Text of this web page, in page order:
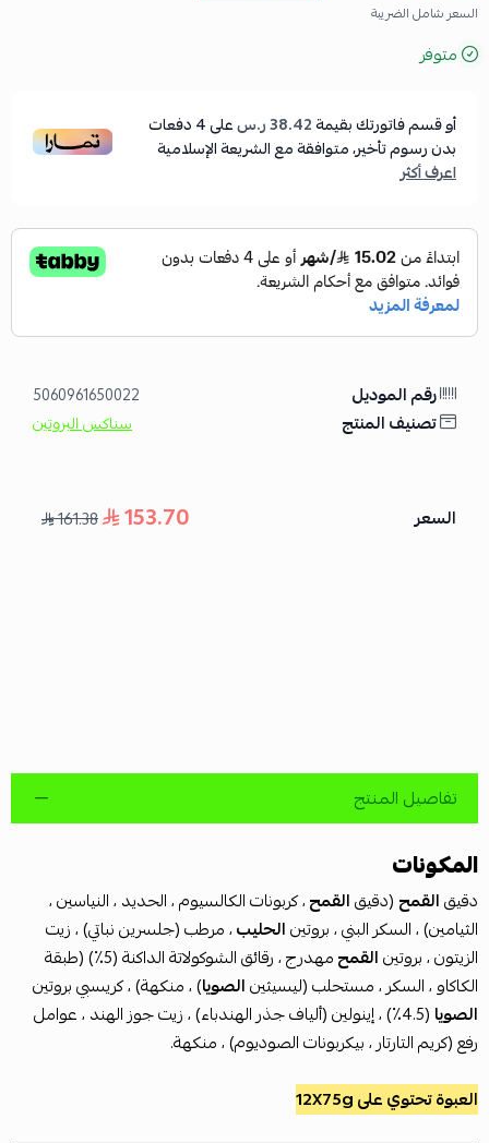
السعر شامل الضريبة
متوفر
أو قسم فاتورتك بقيمة38.42 ر.س على4دفعات
بدون رسوم تأخير، متوافقة مع الشريعة الإسلامية
اعرف أكثر
رقم الموديل 5060961650022
تصنيف المنتج سناكس البروتين
السعر 153.70
161.38
تفاصيل المنتج
المكونات
دقيقالقمح (دقيقالقمح، كربونات الكالسيوم ، الحديد ، النياسين ،
الثيامين) ، السكر البني ، بروتينالحليب، مرطب (جلسرين نباتي) ، زيت
الزيتون ، بروتينالقمح
مهدرج ، رقائق الشوكولاتة الداكنة (5٪) (طبقة
الكاكاو ، السكر ، مستحلب (ليسيثينالصويا) ، منكهة) ، كريسبي بروتين
الصويا
(4.5٪) ، إينولين (ألياف جذر الهندباء) ، زيت جوز الهند ، عوامل
رفع (كريم التارتار ، بيكربونات الصوديوم) ، منكهة.
العبوة تحتوي على 12X75g